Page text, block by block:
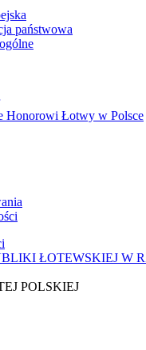
państwowa
Honorowi Łotwy w Polsce
POLSKIEJ